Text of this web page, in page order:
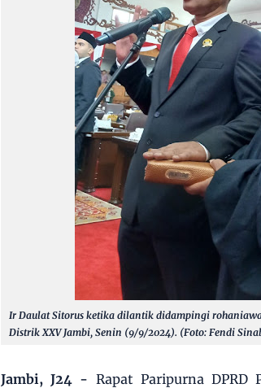
Ir Daulat Sitorus ketika dilantik didampingi
Distrik XXV Jambi, Senin (9/9/2024). (Foto: Fendi
Jambi, J24 - Rapat Paripurna DPRD